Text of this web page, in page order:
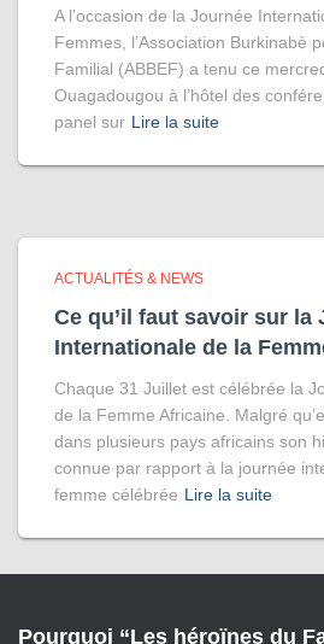
A l’occasion de la Journée
Femmes, l’Association Burkinabè
Familial (ABBEF) a tenu ce
Ouagadougou à l’hôtel des
panel sur Lire la suite
ACTUALITÉS & NEWS
Ce qu’il faut savoir sur la
Internationale de la
Chaque 31 Juillet est célébrée la
de la Femme Africaine. Malgré
dans plusieurs pays africains son
connue par rapport à la journée
femme célébrée Lire la suite
Pourquoi “Les héroïnes du